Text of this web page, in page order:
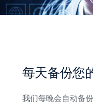
每天备份您
我们每晚会自动备